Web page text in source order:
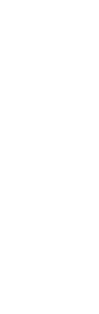
けております